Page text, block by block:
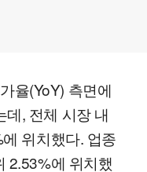
율(YoY) 측면에
데, 전체 시장 내
위치했다. 업종
2.53%에 위치했